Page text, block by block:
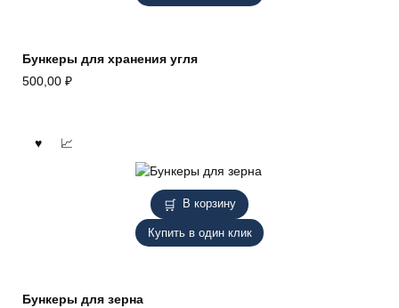
Бункеры для хранения угля
500,00 ₽
В корзину
Купить в один клик
Бункеры для зерна